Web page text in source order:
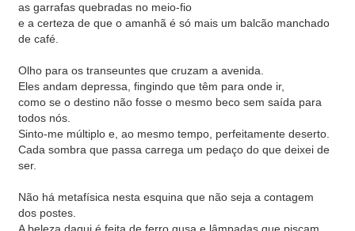
as garrafas quebradas no meio-fio
e a certeza de que o amanhã é só mais um balcão manchado
de café.
Olho para os transeuntes que cruzam a avenida.
Eles andam depressa, fingindo que têm para onde ir,
como se o destino não fosse o mesmo beco sem saída para
todos nós.
Sinto-me múltiplo e, ao mesmo tempo, perfeitamente deserto.
Cada sombra que passa carrega um pedaço do que deixei de
ser.
Não há metafísica nesta esquina que não seja a contagem
dos postes.